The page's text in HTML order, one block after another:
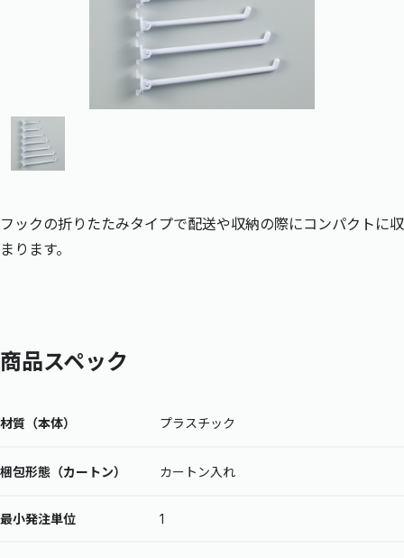
フックの折りたたみタイプで配送や収納の際にコンパクトに収
まります。
商品スペック
材質（本体） プラスチック
梱包形態（カートン） カートン入れ
最小発注単位 1